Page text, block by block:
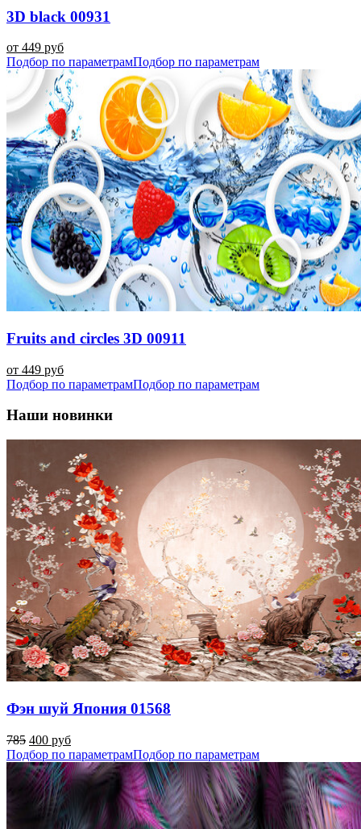
3D black 00931
от 449 руб
Подбор по параметрамПодбор по параметрам
Fruits and circles 3D 00911
от 449 руб
Подбор по параметрамПодбор по параметрам
Наши новинки
Фэн шуй Япония 01568
785 400 руб
Подбор по параметрамПодбор по параметрам